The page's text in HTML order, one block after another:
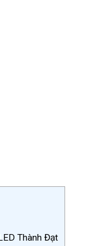
Thành Đạt